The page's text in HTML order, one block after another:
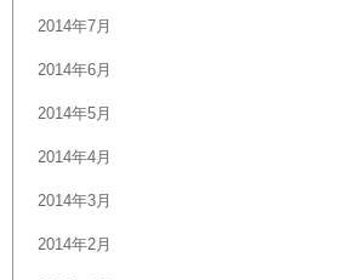
2014年7月
2014年6月
2014年5月
2014年4月
2014年3月
2014年2月